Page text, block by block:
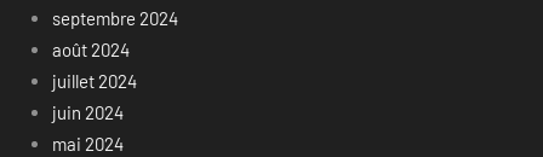
septembre 2024
août 2024
juillet 2024
juin 2024
mai 2024